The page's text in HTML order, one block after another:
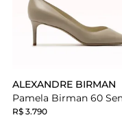
ALEXANDRE BIRMAN
R$ 3.790